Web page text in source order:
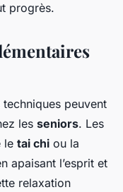
progrès.
techniques peuvent
les seniors. Les
le tai chi ou la
apaisant l’esprit et
relaxation